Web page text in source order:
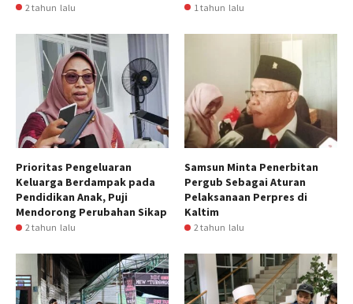
2 tahun lalu 1 tahun lalu
Prioritas Pengeluaran
Keluarga Berdampak pada
Pendidikan Anak, Puji
Mendorong Perubahan Sikap
2 tahun lalu
Samsun Minta Penerbitan
Pergub Sebagai Aturan
Pelaksanaan Perpres di
Kaltim
2 tahun lalu